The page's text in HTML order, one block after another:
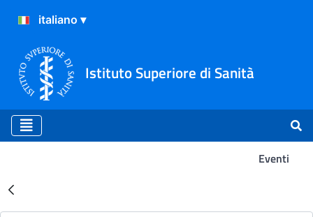
Istituto Superiore di Sanità
Eventi
Risultati della Ricerca -